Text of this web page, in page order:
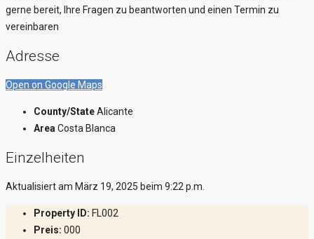
gerne bereit, Ihre Fragen zu beantworten und einen Termin zu
vereinbaren
Adresse
Open on Google Maps
County/StateAlicante
AreaCosta Blanca
Einzelheiten
Aktualisiert am März 19, 2025 beim 9:22 p.m.
Property ID: FL002
Preis: 000